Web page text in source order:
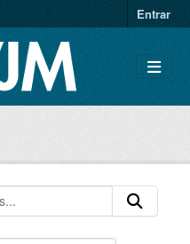
Entrar